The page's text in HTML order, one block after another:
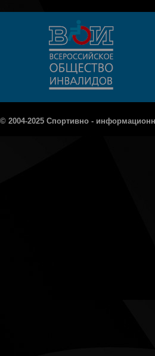
© 2004-2025 Спортивно -